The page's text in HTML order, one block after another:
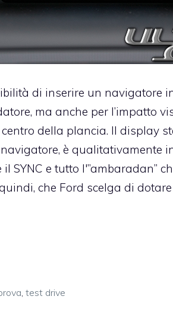
di inserire un navigatore
ma anche per l’impatto
della plancia. Il display
è qualitativamente
SYNC e tutto l'”ambaradan”
che Ford scelga di
test drive